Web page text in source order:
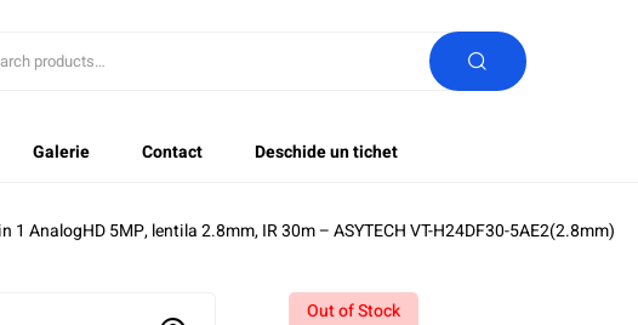
Galerie Contact Deschide un tichet
1 AnalogHD 5MP, lentila 2.8mm, IR 30m – ASYTECH VT-H24DF30-5AE2(2.8mm)
Out of Stock